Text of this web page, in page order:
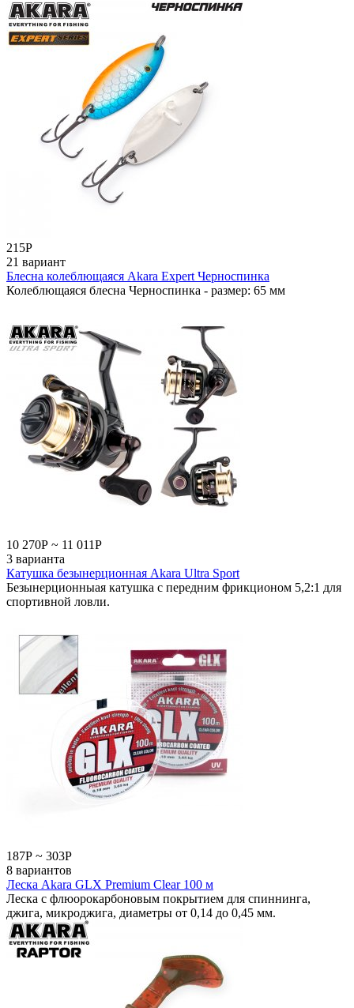
215Р
21 вариант
Блесна колеблющаяся Akara Expert Черноспинка
Колеблющаяся блесна Черноспинка - размер: 65 мм
10 270Р ~ 11 011Р
3 варианта
Катушка безынерционная Akara Ultra Sport
Безынерционныая катушка с передним фрикционом 5,2:1 для
спортивной ловли.
187Р ~ 303Р
8 вариантов
Леска Akara GLX Premium Clear 100 м
Леска с флюорокарбоновым покрытием для спиннинга,
джига, микроджига, диаметры от 0,14 до 0,45 мм.